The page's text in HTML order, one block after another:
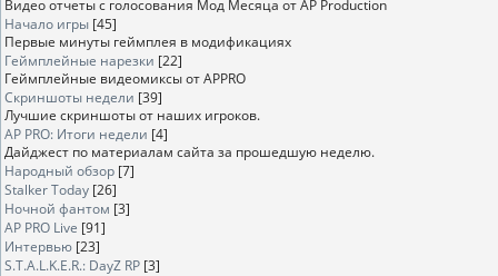
Видео отчеты с голосования Мод Месяца от AP Production
Начало игры [45]
Первые минуты геймплея в модификациях
Геймплейные нарезки [22]
Геймплейные видеомиксы от APPRO
Скриншоты недели [39]
Лучшие скриншоты от наших игроков.
AP PRO: Итоги недели [4]
Дайджест по материалам сайта за прошедшую неделю.
Народный обзор [7]
Stalker Today [26]
Ночной фантом [3]
AP PRO Live [91]
Интервью [23]
S.T.A.L.K.E.R.: DayZ RP [3]